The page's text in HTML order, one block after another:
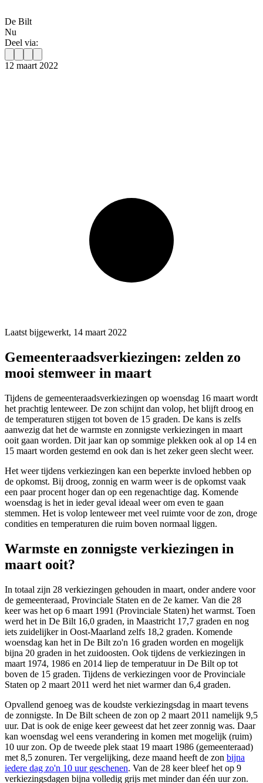
De Bilt
Nu
Deel via:
12 maart 2022
Laatst bijgewerkt, 14 maart 2022
Gemeenteraadsverkiezingen: zelden zo
mooi stemweer in maart
Tijdens de gemeenteraadsverkiezingen op woensdag 16 maart wordt
het prachtig lenteweer. De zon schijnt dan volop, het blijft droog en
de temperaturen stijgen tot boven de 15 graden. De kans is zelfs
aanwezig dat het de warmste en zonnigste verkiezingen in maart
ooit gaan worden. Dit jaar kan op sommige plekken ook al op 14 en
15 maart worden gestemd en ook dan is het zeker geen slecht weer.
Het weer tijdens verkiezingen kan een beperkte invloed hebben op
de opkomst. Bij droog, zonnig en warm weer is de opkomst vaak
een paar procent hoger dan op een regenachtige dag. Komende
woensdag is het in ieder geval ideaal weer om even te gaan
stemmen. Het is volop lenteweer met veel ruimte voor de zon, droge
condities en temperaturen die ruim boven normaal liggen.
Warmste en zonnigste verkiezingen in
maart ooit?
In totaal zijn 28 verkiezingen gehouden in maart, onder andere voor
de gemeenteraad, Provinciale Staten en de 2e kamer. Van die 28
keer was het op 6 maart 1991 (Provinciale Staten) het warmst. Toen
werd het in De Bilt 16,0 graden, in Maastricht 17,7 graden en nog
iets zuidelijker in Oost-Maarland zelfs 18,2 graden. Komende
woensdag kan het in De Bilt zo'n 16 graden worden en mogelijk
bijna 20 graden in het zuidoosten. Ook tijdens de verkiezingen in
maart 1974, 1986 en 2014 liep de temperatuur in De Bilt op tot
boven de 15 graden. Tijdens de verkiezingen voor de Provinciale
Staten op 2 maart 2011 werd het niet warmer dan 6,4 graden.
Opvallend genoeg was de koudste verkiezingsdag in maart tevens
de zonnigste. In De Bilt scheen de zon op 2 maart 2011 namelijk 9,5
uur. Dat is ook de enige keer geweest dat het zeer zonnig was. Daar
kan woensdag wel eens verandering in komen met mogelijk (ruim)
10 uur zon. Op de tweede plek staat 19 maart 1986 (gemeenteraad)
met 8,5 zonuren. Ter vergelijking, deze maand heeft de zon bijna
iedere dag zo'n 10 uur geschenen. Van de 28 keer bleef het op 9
verkiezingsdagen bijna volledig grijs met minder dan één uur zon.